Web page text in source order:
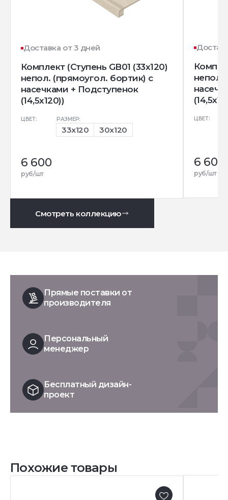
Доставка от 3 дней
Комплект (Ступень GB01 (33x120)
непол. (прямоугол. бортик) с
насечками + Подступенок
(14,5x120))
ЦВЕТ: РАЗМЕР:
33x120 30x120
6 600
руб/шт
непол.
ЦВЕТ:
6 600
руб/шт
Смотреть коллекцию
Прямые поставки от
производителя
Персональный
менеджер
Бесплатный дизайн-
проект
Похожие товары